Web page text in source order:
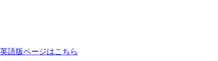
英語版ページはこちら